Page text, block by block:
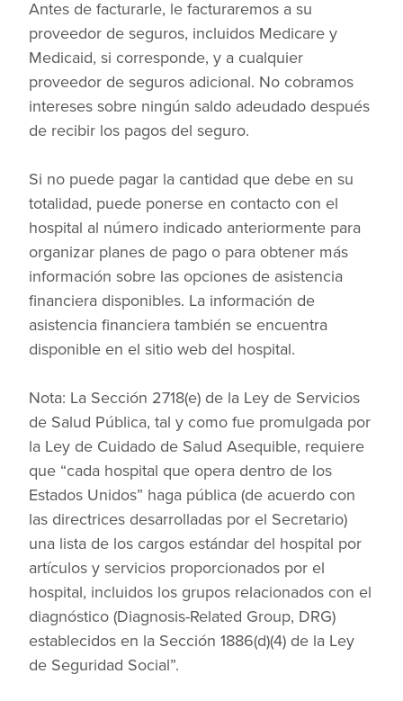
Antes de facturarle, le facturaremos a su
proveedor de seguros, incluidos Medicare y
Medicaid, si corresponde, y a cualquier
proveedor de seguros adicional. No cobramos
intereses sobre ningún saldo adeudado después
de recibir los pagos del seguro.
Si no puede pagar la cantidad que debe en su
totalidad, puede ponerse en contacto con el
hospital al número indicado anteriormente para
organizar planes de pago o para obtener más
información sobre las opciones de asistencia
financiera disponibles. La información de
asistencia financiera también se encuentra
disponible en el sitio web del hospital.
Nota: La Sección 2718(e) de la Ley de Servicios
de Salud Pública, tal y como fue promulgada por
la Ley de Cuidado de Salud Asequible, requiere
que “cada hospital que opera dentro de los
Estados Unidos” haga pública (de acuerdo con
las directrices desarrolladas por el Secretario)
una lista de los cargos estándar del hospital por
artículos y servicios proporcionados por el
hospital, incluidos los grupos relacionados con el
diagnóstico (Diagnosis-Related Group, DRG)
establecidos en la Sección 1886(d)(4) de la Ley
de Seguridad Social”.